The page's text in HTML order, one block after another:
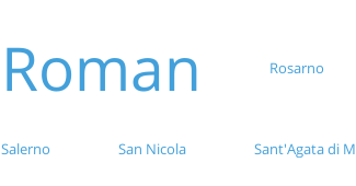
Roman Rosarno
Salerno San Nicola Sant'Agata di